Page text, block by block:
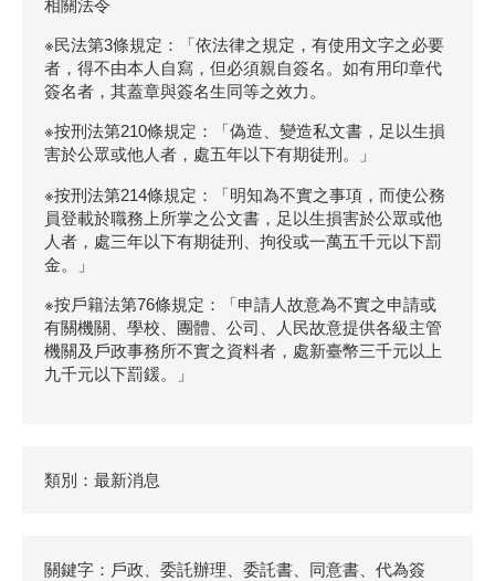
相關法令
※民法第3條規定：「依法律之規定，有使用文字之必要
者，得不由本人自寫，但必須親自簽名。如有用印章代
簽名者，其蓋章與簽名生同等之效力。
※按刑法第210條規定：「偽造、變造私文書，足以生損
害於公眾或他人者，處五年以下有期徒刑。」
※按刑法第214條規定：「明知為不實之事項，而使公務
員登載於職務上所掌之公文書，足以生損害於公眾或他
人者，處三年以下有期徒刑、拘役或一萬五千元以下罰
金。」
※按戶籍法第76條規定：「申請人故意為不實之申請或
有關機關、學校、團體、公司、人民故意提供各級主管
機關及戶政事務所不實之資料者，處新臺幣三千元以上
九千元以下罰鍰。」
類別：最新消息
關鍵字：戶政、委託辦理、委託書、同意書、代為簽